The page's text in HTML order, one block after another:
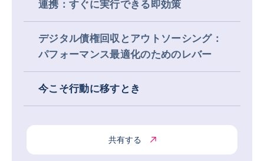
連携：すぐに実行できる即効策
デジタル債権回収とアウトソーシング：
パフォーマンス最適化のためのレバー
今こそ行動に移すとき
共有する